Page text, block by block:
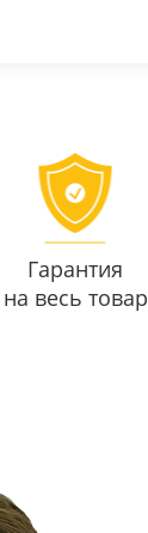
Гарантия
на весь товар